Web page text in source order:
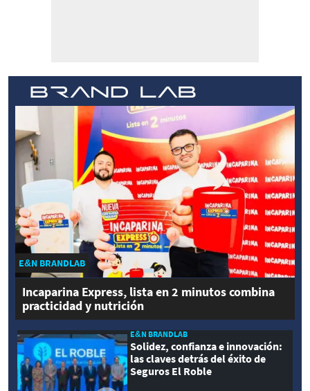
E&N BRANDLAB
Incaparina Express, lista en 2 minutos combina
practicidad y nutrición
E&N BRANDLAB
Solidez, confianza e innovación:
las claves detrás del éxito de
Seguros El Roble